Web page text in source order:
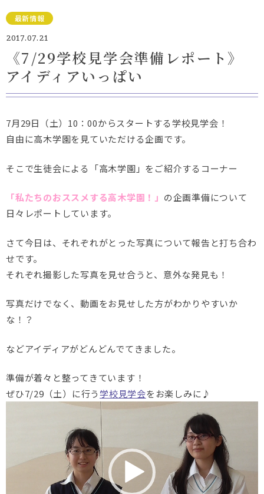
Instagram Facebook
最新情報
2017.07.21
《7/29学校見学会準備レポート》
アイディアいっぱい
7月29日（土）10：00からスタートする学校見学会！
自由に高木学園を見ていただける企画です。
そこで生徒会による「高木学園」をご紹介するコーナー
「私たちのおススメする高木学園！」 の企画準備について
日々レポートしています。
さて今日は、それぞれがとった写真について報告と打ち合わ
せです。
それぞれ撮影した写真を見せ合うと、意外な発見も！
写真だけでなく、動画をお見せした方がわかりやすいか
な！？
などアイディアがどんどんでてきました。
準備が着々と整ってきています！
ぜひ7/29（土）に行う学校見学会をお楽しみに♪
ー